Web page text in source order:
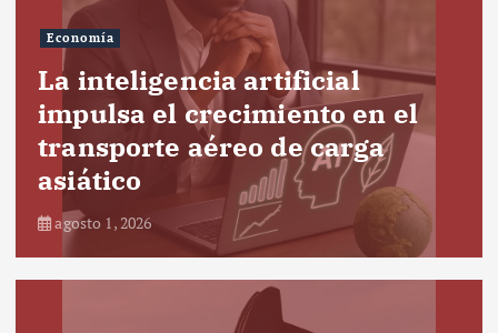
Economía
La inteligencia artificial
impulsa el crecimiento en el
transporte aéreo de carga
asiático
agosto 1, 2026